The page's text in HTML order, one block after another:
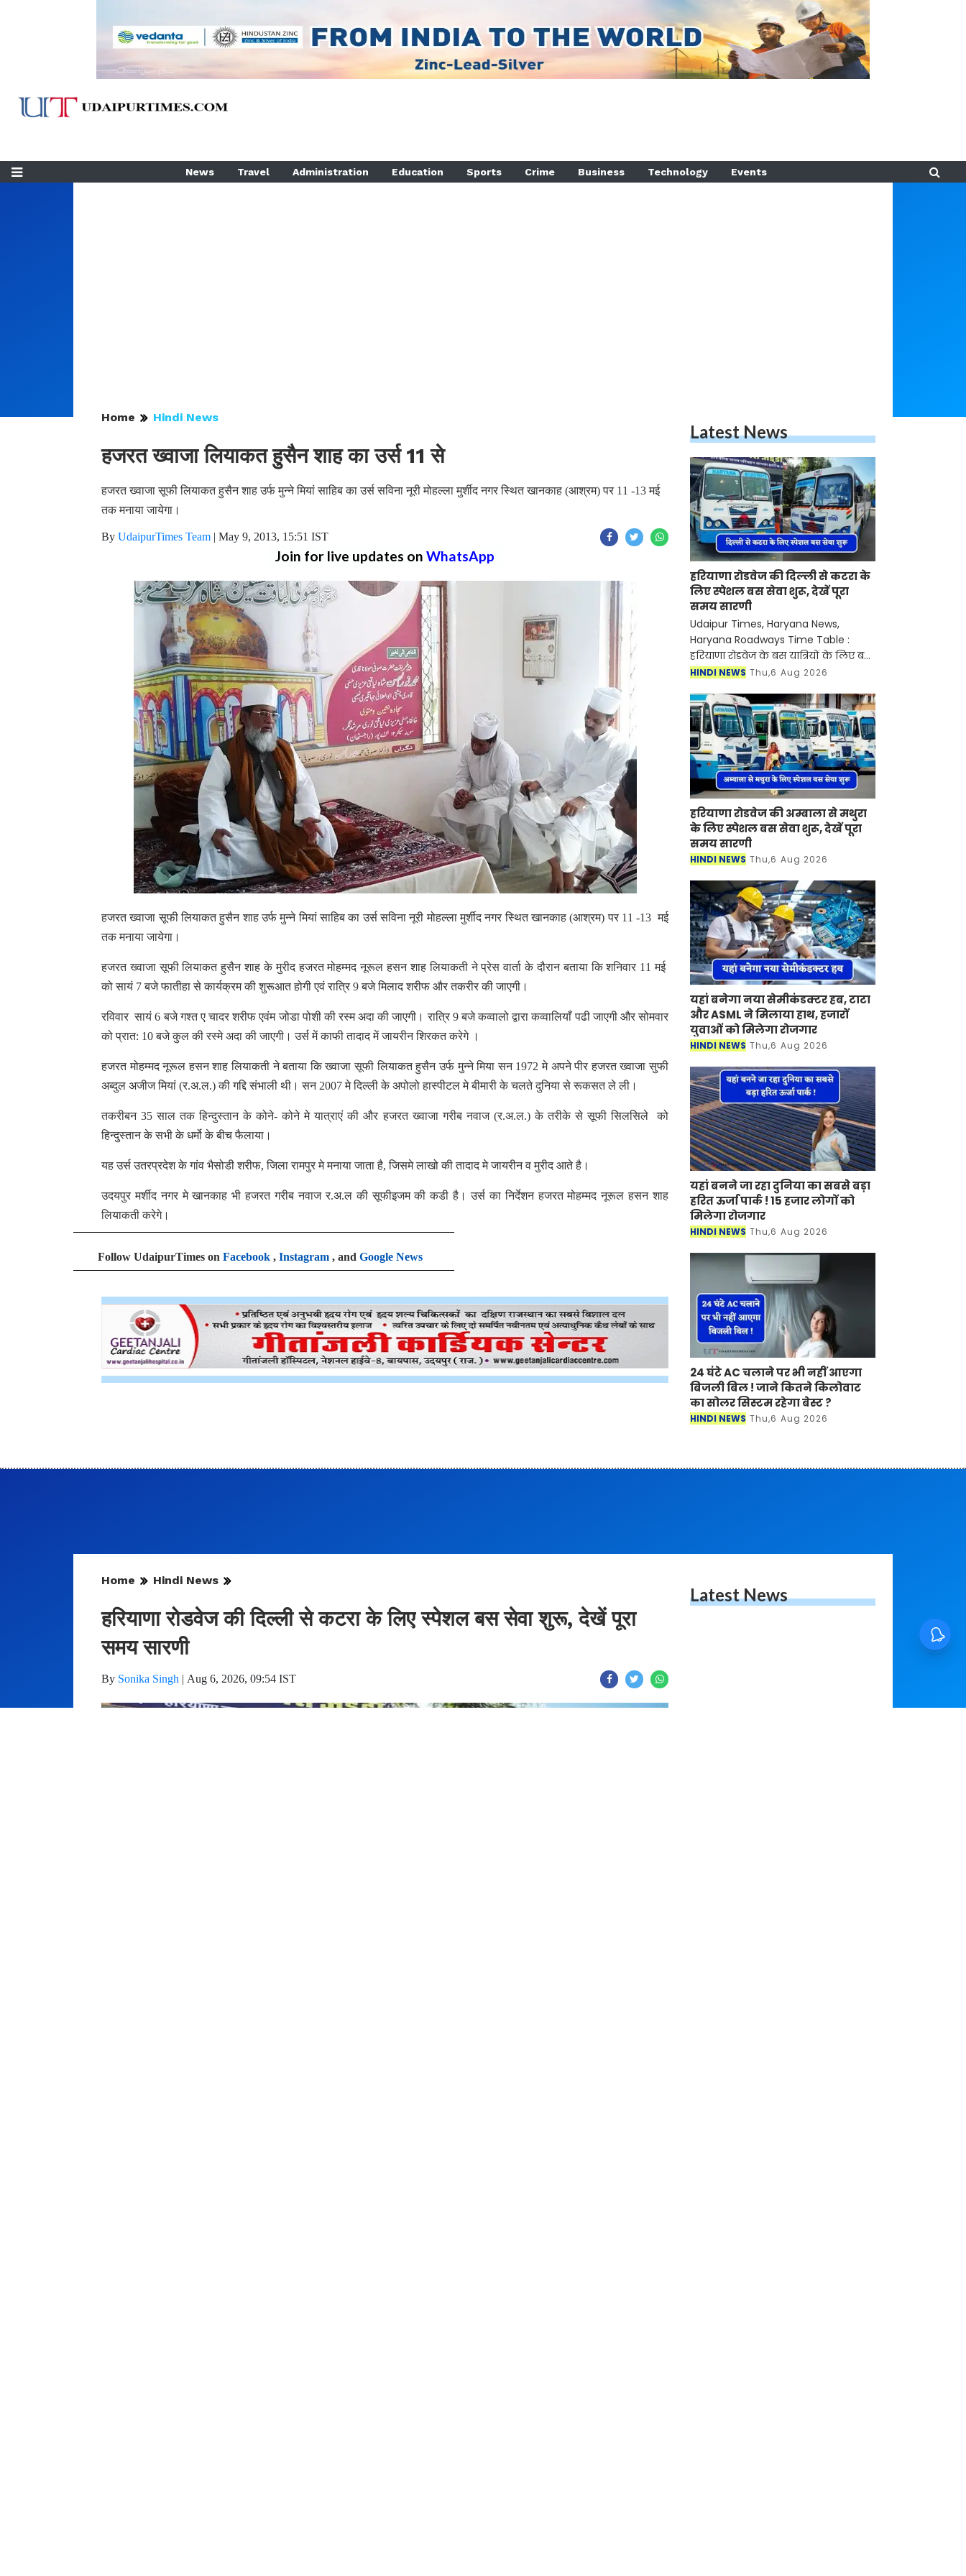
News Travel Administration Education Sports Crime Business Technology Events
Home Hindi News
हजरत ख्वाजा लियाकत हुसैन शाह का उर्स 11 से
हजरत ख्वाजा सूफी लियाकत हुसैन शाह उर्फ मुन्ने मियां साहिब का उर्स सविना नूरी मोहल्ला मुर्शीद नगर स्थित खानकाह (आश्रम) पर 11 -13 मई
तक मनाया जायेगा।
By UdaipurTimes Team | May 9, 2013, 15:51 IST
Join for live updates on WhatsApp
हजरत ख्वाजा सूफी लियाकत हुसैन शाह उर्फ मुन्ने मियां साहिब का उर्स सविना नूरी मोहल्ला मुर्शीद नगर स्थित खानकाह (आश्रम) पर 11 -13 मई
तक मनाया जायेगा।
हजरत ख्वाजा सूफी लियाकत हुसैन शाह के मुरीद हजरत मोहम्मद नूरूल हसन शाह लियाकती ने प्रेस वार्ता के दौरान बताया कि शनिवार 11 मई
को सायं 7 बजे फातीहा से कार्यक्रम की शुरूआत होगी एवं रात्रि 9 बजे मिलाद शरीफ और तकरीर की जाएगी।
रविवार सायं 6 बजे गश्त ए चादर शरीफ एवंम जोडा पोशी की रस्म अदा की जाएगी। रात्रि 9 बजे कव्वालो द्वारा कव्वालियाँ पढी जाएगी और सोमवार
को प्रात: 10 बजे कुल की रस्मे अदा की जाएगी। उर्स में काफी तादाद में जायरीन शिरकत करेगे ।
हजरत मोहम्मद नूरूल हसन शाह लियाकती ने बताया कि ख्वाजा सूफी लियाकत हुसैन उर्फ मुन्ने मिया सन 1972 मे अपने पीर हजरत ख्वाजा सुफी
अब्दुल अजीज मियां (र.अ.ल.) की गद्दि संभाली थी। सन 2007 मे दिल्ली के अपोलो हास्पीटल मे बीमारी के चलते दुनिया से रूकसत ले ली।
तकरीबन 35 साल तक हिन्दुस्तान के कोने- कोने मे यात्राएं की और हजरत ख्वाजा गरीब नवाज (र.अ.ल.) के तरीके से सूफी सिलसिले को
हिन्दुस्तान के सभी के धर्मो के बीच फैलाया।
यह उर्स उतरप्रदेश के गांव भैसोडी शरीफ, जिला रामपुर मे मनाया जाता है, जिसमे लाखो की तादाद मे जायरीन व मुरीद आते है।
उदयपुर मर्शीद नगर मे खानकाह भी हजरत गरीब नवाज र.अ.ल की सूफीइजम की कडी है। उर्स का निर्देशन हजरत मोहम्मद नूरूल हसन शाह
लियाकती करेगे।
Follow UdaipurTimes on Facebook , Instagram , and Google News
Latest News
हरियाणा रोडवेज की दिल्ली से कटरा के
लिए स्पेशल बस सेवा शुरू, देखें पूरा
समय सारणी
Udaipur Times, Haryana News,
Haryana Roadways Time Table :
हरियाणा रोडवेज के बस यात्रियों के लिए बड़ी
खुशखबरी आई है। रोडवेज की दिल्ली से कटरा
नया टाइम टेबल जारी
HINDI NEWS Thu,6 Aug 2026
हरियाणा रोडवेज की अम्बाला से मथुरा
के लिए स्पेशल बस सेवा शुरू, देखें पूरा
समय सारणी
HINDI NEWS Thu,6 Aug 2026
यहां बनेगा नया सेमीकंडक्टर हब, टाटा
और ASML ने मिलाया हाथ, हजारों
युवाओं को मिलेगा रोजगार
HINDI NEWS Thu,6 Aug 2026
यहां बनने जा रहा दुनिया का सबसे बड़ा
हरित ऊर्जा पार्क ! 15 हजार लोगों को
मिलेगा रोजगार
HINDI NEWS Thu,6 Aug 2026
24 घंटे AC चलाने पर भी नहीं आएगा
बिजली बिल ! जाने कितने किलोवाट
का सोलर सिस्टम रहेगा बेस्ट ?
HINDI NEWS Thu,6 Aug 2026
Home Hindi News
हरियाणा रोडवेज की दिल्ली से कटरा के लिए स्पेशल बस सेवा शुरू, देखें पूरा
समय सारणी
By Sonika Singh | Aug 6, 2026, 09:54 IST
Latest News